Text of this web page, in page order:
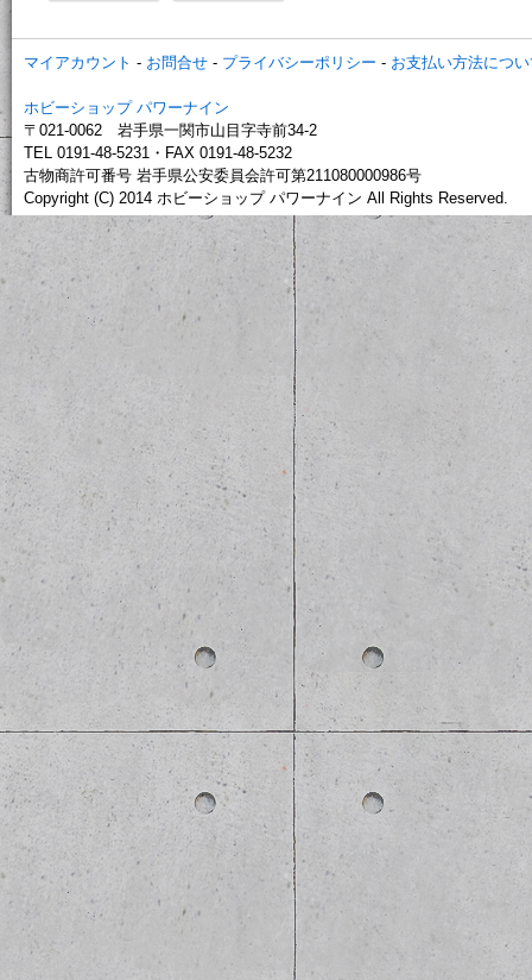
マイアカウント - お問合せ - プライバシーポリシー - お支払い方法につ
ホビーショップ パワーナイン
〒021-0062 岩手県一関市山目字寺前34-2
TEL 0191-48-5231・FAX 0191-48-5232
古物商許可番号 岩手県公安委員会許可第211080000986号
Copyright (C) 2014 ホビーショップ パワーナイン All Rights Reserved.